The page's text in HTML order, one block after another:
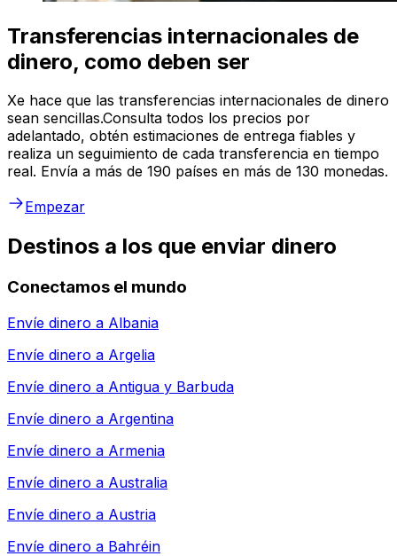
Transferencias internacionales de
dinero, como deben ser
Xe hace que las transferencias internacionales de dinero
sean sencillas.Consulta todos los precios por
adelantado, obtén estimaciones de entrega fiables y
realiza un seguimiento de cada transferencia en tiempo
real. Envía a más de 190 países en más de 130 monedas.
Empezar
Destinos a los que enviar dinero
Conectamos el mundo
Envíe dinero a Albania
Envíe dinero a Argelia
Envíe dinero a Antigua y Barbuda
Envíe dinero a Argentina
Envíe dinero a Armenia
Envíe dinero a Australia
Envíe dinero a Austria
Envíe dinero a Bahréin